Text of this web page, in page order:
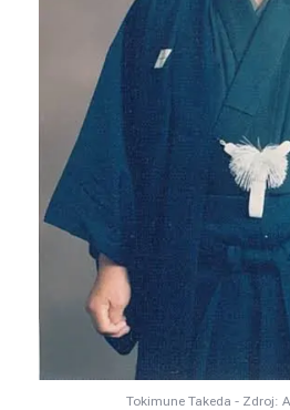
Tokimune Takeda - Zdroj: